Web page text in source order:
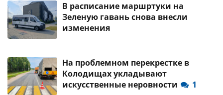
В расписание маршртуки на
Зеленую гавань снова внесли
изменения
На проблемном перекрестке в
Колодищах укладывают
искусственные неровности
1